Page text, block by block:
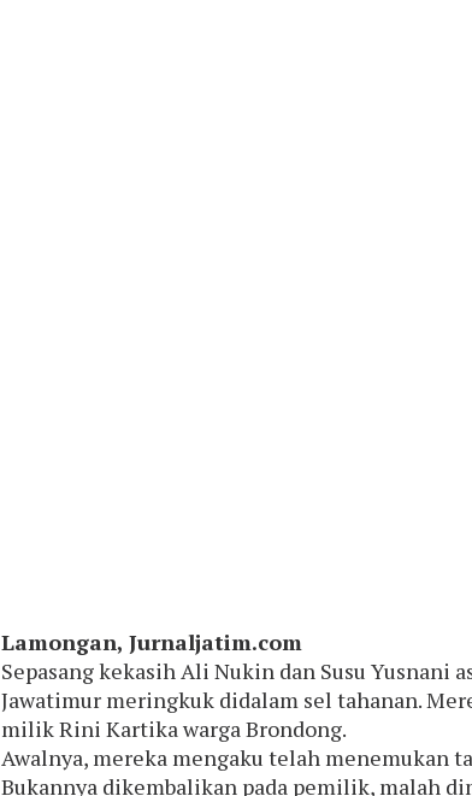
Lamongan, Jurnaljatim.com
Sepasang kekasih Ali Nukin dan Susu Yusnani
Jawatimur meringkuk didalam sel tahanan.
milik Rini Kartika warga Brondong.
Awalnya, mereka mengaku telah menemukan
Bukannya dikembalikan pada pemilik, malah